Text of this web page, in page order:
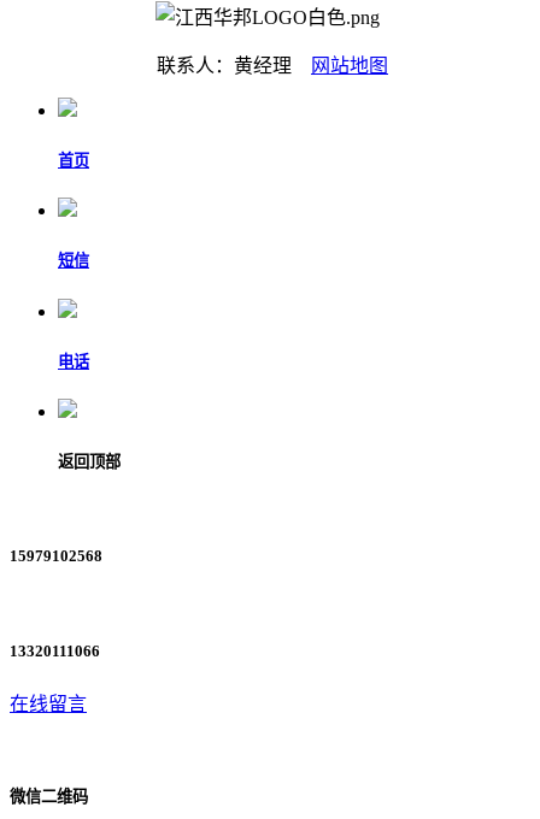
联系人：黄经理 网站地图
首页
短信
电话
返回顶部
15979102568
13320111066
在线留言
微信二维码